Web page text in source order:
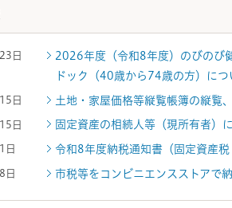
日
2026年度（令和8年度）のびのび
ドック（40歳から74歳の方）につ
日 土地・家屋価格等縦覧帳簿の縦覧
日 固定資産の相続人等（現所有者）
日 令和8年度納税通知書（固定資産
日 市税等をコンビニエンスストアで